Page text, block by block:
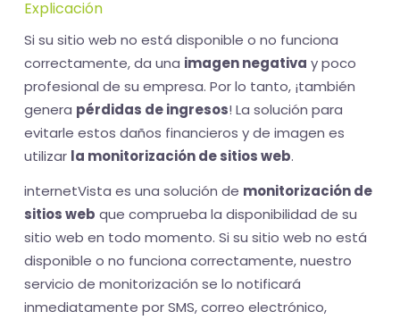
Explicación
Si su sitio web no está disponible o no funciona
correctamente, da una imagen negativa y poco
profesional de su empresa. Por lo tanto, ¡también
genera pérdidas de ingresos! La solución para
evitarle estos daños financieros y de imagen es
utilizar la monitorización de sitios web.
internetVista es una solución de monitorización de
sitios web que comprueba la disponibilidad de su
sitio web en todo momento. Si su sitio web no está
disponible o no funciona correctamente, nuestro
servicio de monitorización se lo notificará
inmediatamente por SMS, correo electrónico,